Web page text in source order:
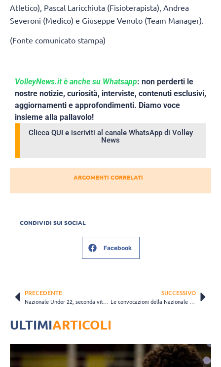
Atletico), Pascal Laricchiuta (Fisioterapista), Andrea
Severoni (Medico) e Giuseppe Venuto (Team Manager).
(Fonte comunicato stampa)
VolleyNews.it è anche su Whatsapp: non perderti le
nostre notizie, curiosità, interviste, contenuti esclusivi,
aggiornamenti e approfondimenti. Diamo voce
insieme alla pallavolo!
Clicca QUI e iscriviti al canale WhatsApp di Volley
News
ARGOMENTI CORRELATI
CONDIVIDI SUI SOCIAL
Facebook
PRECEDENTE
Nazionale Under 22, seconda vittoria in amichevole contro il Kosovo per gli azzurrini
SUCCESSIVO
Le convocazioni della Nazionale Juniores femminile U20 per lo stage a Castelnovo ne’ Monti
ULTIMIARTICOLI